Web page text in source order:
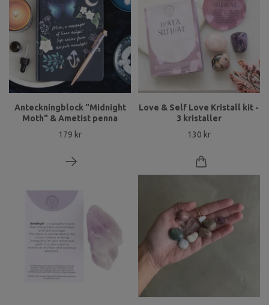
Anteckningblock "Midnight
Moth" & Ametist penna
179 kr
Love & Self Love Kristall kit -
3 kristaller
130 kr